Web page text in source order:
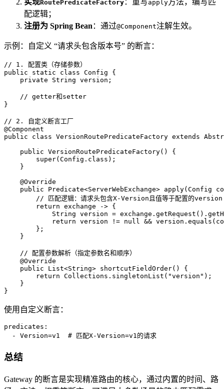
实现RoutePredicateFactory ：重写apply方法，编写匹
配逻辑；
注册为 Spring Bean ：通过@Component注解生效。
示例：自定义 “请求头包含版本号” 的断言：
// 1. 配置类（存储参数）
public
static class Config {
private String version;
// getter和setter
}
// 2. 自定义断言工厂
@Component
public
class VersionRoutePredicateFactory extends
public VersionRoutePredicateFactory()
{
super(Config.class);
    }
@Override
public Predicate<ServerWebExchange> apply(Config
// 匹配逻辑：请求头包含X-Version且值等于配置的version
return exchange -> {
String version =
return version != null &&
        };
    }
// 配置参数解析（指定参数名和顺序）
@Override
public List<String> shortcutFieldOrder()
{
return Collections.singletonList( "version" );
    }
}
使用自定义断言：
predicates:
-
Version=v1 # 匹配X-Version=v1的请求
总结
Gateway 的断言是实现精准路由的核心，通过内置的时间、路